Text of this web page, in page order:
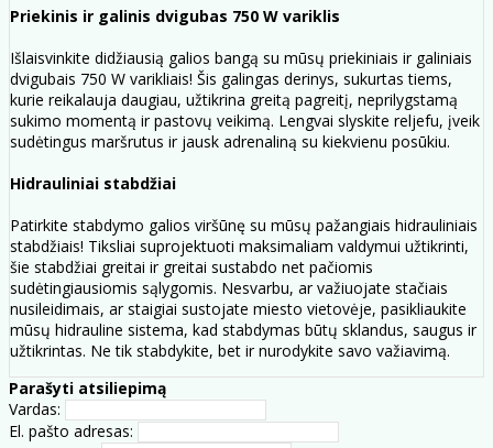
Priekinis ir galinis dvigubas 750 W variklis
Išlaisvinkite didžiausią galios bangą su mūsų priekiniais ir galiniais
dvigubais 750 W varikliais! Šis galingas derinys, sukurtas tiems,
kurie reikalauja daugiau, užtikrina greitą pagreitį, neprilygstamą
sukimo momentą ir pastovų veikimą. Lengvai slyskite reljefu, įveik
sudėtingus maršrutus ir jausk adrenaliną su kiekvienu posūkiu.
Hidrauliniai stabdžiai
Patirkite stabdymo galios viršūnę su mūsų pažangiais hidrauliniais
stabdžiais! Tiksliai suprojektuoti maksimaliam valdymui užtikrinti,
šie stabdžiai greitai ir greitai sustabdo net pačiomis
sudėtingiausiomis sąlygomis. Nesvarbu, ar važiuojate stačiais
nusileidimais, ar staigiai sustojate miesto vietovėje, pasikliaukite
mūsų hidrauline sistema, kad stabdymas būtų sklandus, saugus ir
užtikrintas. Ne tik stabdykite, bet ir nurodykite savo važiavimą.
Parašyti atsiliepimą
Vardas:
El. pašto adresas: